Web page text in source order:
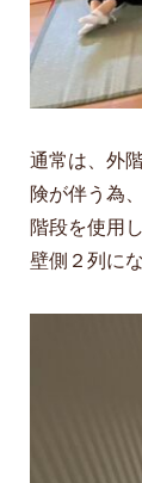
通常は、外
険が伴う為
階段を使用
壁側２列に